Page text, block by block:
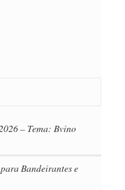
– Tema: Bvino
Bandeirantes e